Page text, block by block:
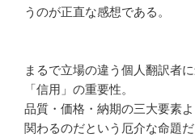
うのが正直な感想である。
まるで立場の違う個人翻訳者
「信用」の重要性。
品質・価格・納期の三大要素
関わるのだという厄介な命題だ